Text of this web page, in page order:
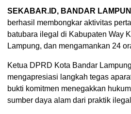
SEKABAR.ID, BANDAR
berhasil membongkar aktivitas
batubara ilegal di Kabupaten Way
Lampung, dan mengamankan 24
Ketua DPRD Kota Bandar
mengapresiasi langkah tegas
bukti komitmen menegakkan
sumber daya alam dari praktik